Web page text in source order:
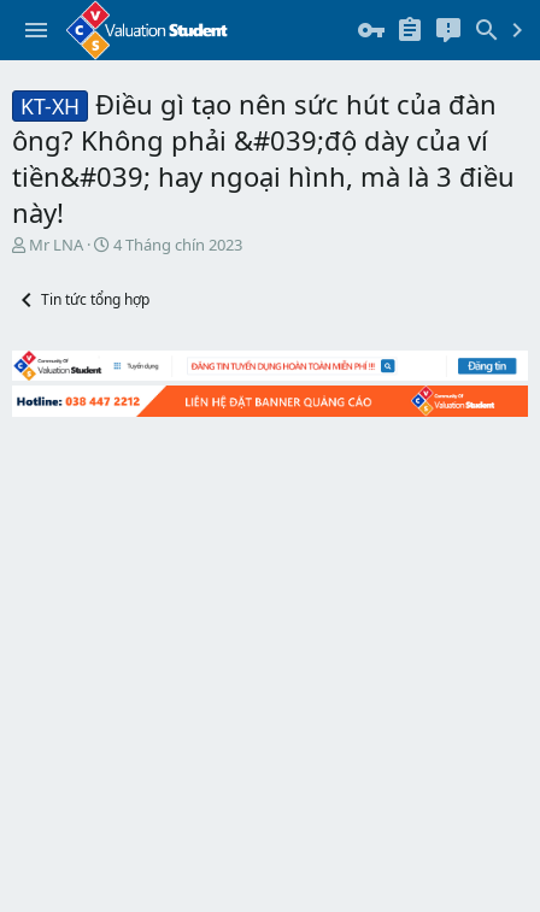
KT-XH Điều gì tạo nên sức hút của đàn
ông? Không phải &#039;độ dày của ví
tiền&#039; hay ngoại hình, mà là 3 điều
này!
T
e
d
s
t
Mr LNA
N
y
t
đ
4 Tháng chín 2023
Tin tức tổng hợp